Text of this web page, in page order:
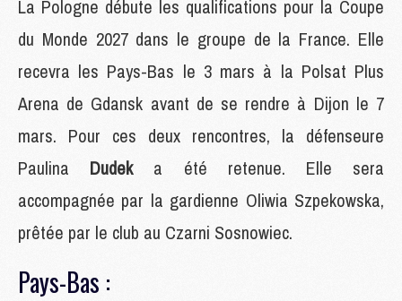
La Pologne débute les qualifications pour la Coupe
du Monde 2027 dans le groupe de la France. Elle
recevra les Pays-Bas le 3 mars à la Polsat Plus
Arena de Gdansk avant de se rendre à Dijon le 7
mars. Pour ces deux rencontres, la défenseure
Paulina Dudek a été retenue. Elle sera
accompagnée par la gardienne Oliwia Szpekowska,
prêtée par le club au Czarni Sosnowiec.
Pays-Bas :